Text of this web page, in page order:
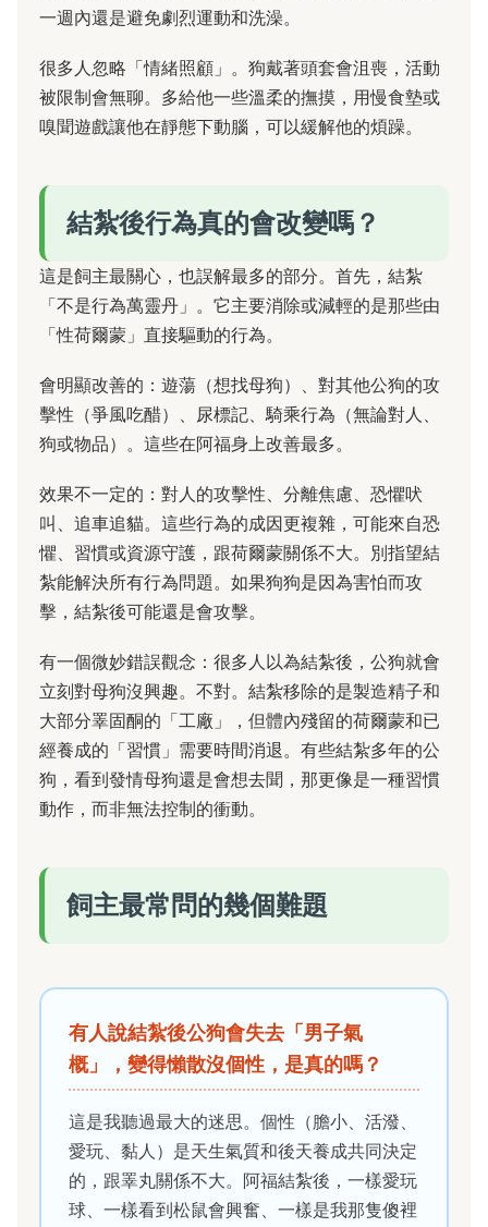
一週內還是避免劇烈運動和洗澡。
很多人忽略「情緒照顧」。狗戴著頭套會沮喪，活動
被限制會無聊。多給他一些溫柔的撫摸，用慢食墊或
嗅聞遊戲讓他在靜態下動腦，可以緩解他的煩躁。
結紮後行為真的會改變嗎？
這是飼主最關心，也誤解最多的部分。首先，結紮
「不是行為萬靈丹」。它主要消除或減輕的是那些由
「性荷爾蒙」直接驅動的行為。
會明顯改善的：遊蕩（想找母狗）、對其他公狗的攻
擊性（爭風吃醋）、尿標記、騎乘行為（無論對人、
狗或物品）。這些在阿福身上改善最多。
效果不一定的：對人的攻擊性、分離焦慮、恐懼吠
叫、追車追貓。這些行為的成因更複雜，可能來自恐
懼、習慣或資源守護，跟荷爾蒙關係不大。別指望結
紮能解決所有行為問題。如果狗狗是因為害怕而攻
擊，結紮後可能還是會攻擊。
有一個微妙錯誤觀念：很多人以為結紮後，公狗就會
立刻對母狗沒興趣。不對。結紮移除的是製造精子和
大部分睪固酮的「工廠」，但體內殘留的荷爾蒙和已
經養成的「習慣」需要時間消退。有些結紮多年的公
狗，看到發情母狗還是會想去聞，那更像是一種習慣
動作，而非無法控制的衝動。
飼主最常問的幾個難題
有人說結紮後公狗會失去「男子氣
概」，變得懶散沒個性，是真的嗎？
這是我聽過最大的迷思。個性（膽小、活潑、
愛玩、黏人）是天生氣質和後天養成共同決定
的，跟睪丸關係不大。阿福結紮後，一樣愛玩
球、一樣看到松鼠會興奮、一樣是我那隻傻裡